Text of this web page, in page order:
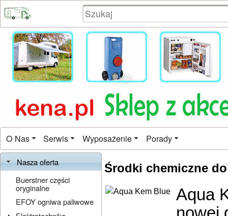
O Nas Serwis Wyposażenie Porady
Nasza oferta
Buerstner części
oryginalne
EFOY ogniwa paliwowe
Środki chemiczne
Aqua